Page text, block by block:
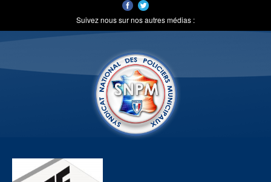
Suivez nous sur nos autres médias :